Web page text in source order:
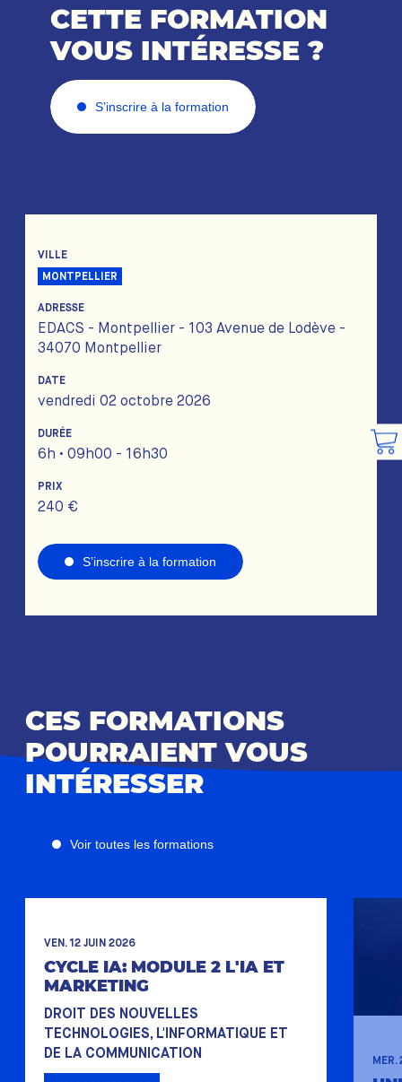
CETTE FORMATION
VOUS INTÉRESSE ?
S’inscrire à la formation
VILLE
MONTPELLIER
ADRESSE
EDACS - Montpellier - 103 Avenue de Lodève -
34070 Montpellier
DATE
vendredi 02 octobre 2026
DURÉE
6h • 09h00 - 16h30
PRIX
240 €
S’inscrire à la formation
CES FORMATIONS
POURRAIENT VOUS
INTÉRESSER
Voir toutes les formations
VEN. 12 JUIN 2026
CYCLE IA: MODULE 2 L'IA ET
MARKETING
DROIT DES NOUVELLES
TECHNOLOGIES, L'INFORMATIQUE ET
DE LA COMMUNICATION